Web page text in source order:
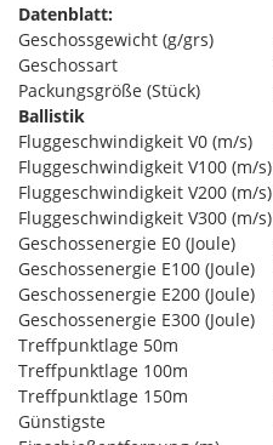
Datenblatt:
Geschossgewicht (g/grs)
Geschossart
Packungsgröße (Stück)
Ballistik
Fluggeschwindigkeit V0 (m/s)
Fluggeschwindigkeit V100 (m/s)
Fluggeschwindigkeit V200 (m/s)
Fluggeschwindigkeit V300 (m/s)
Geschossenergie E0 (Joule)
Geschossenergie E100 (Joule)
Geschossenergie E200 (Joule)
Geschossenergie E300 (Joule)
Treffpunktlage 50m
Treffpunktlage 100m
Treffpunktlage 150m
Günstigste